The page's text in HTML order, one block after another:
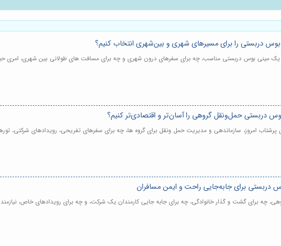
دربستی را برای مسیرهای شهری و بین‌شهری انتخاب کنیم؟
یک مینی بوس دربستی مناسب، چه برای سفرهای درون شهری و چه برای مسافت های طولانی بین شهری، امری
دربستی حمل‌ونقل گروهی را آسان‌تر و اقتصادی‌تر کنیم؟
امروز، سازماندهی و مدیریت حمل ونقل برای گروه ها، چه برای سفرهای تفریحی، رویدادهای شرکتی،
دربستی برای جابه‌جایی راحت و ایمن مسافران
چه برای گشت و گذار خانوادگی، چه برای جابه جایی کارمندان یک شرکت، و چه برای رویدادهای خاص،